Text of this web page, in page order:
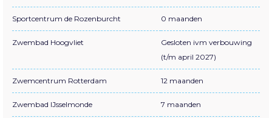
Sportcentrum de Rozenburcht 0 maanden
Zwembad Hoogvliet
Gesloten ivm verbouwing
(t/m april 2027)
Zwemcentrum Rotterdam 12 maanden
Zwembad IJsselmonde 7 maanden